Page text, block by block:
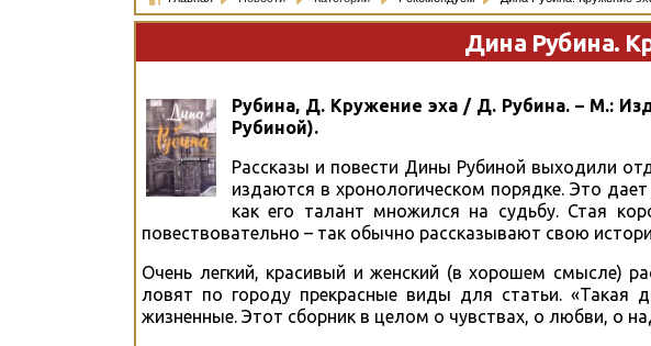
Дина Рубина.
Рубина, Д. Кружение эха / Д. Рубина. – М.:
Рубиной).
Рассказы и повести Дины Рубиной выходили
издаются в хронологическом порядке. Это
как его талант множился на судьбу. Стая
повествовательно – так обычно рассказывают свою
Очень легкий, красивый и женский (в хорошем смысле)
ловят по городу прекрасные виды для статьи. «Такая
жизненные. Этот сборник в целом о чувствах, о любви, о